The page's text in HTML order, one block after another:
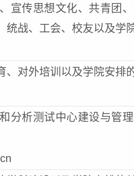
宣传思想文化、共青团
战、工会、校友以及学
对外培训以及学院安排
分析测试中心建设与管